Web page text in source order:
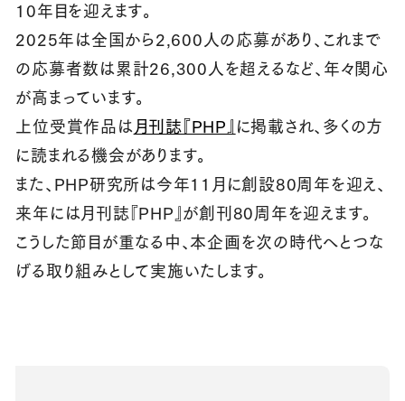
10年目を迎えます。
2025年は全国から2,600人の応募があり、これまで
の応募者数は累計26,300人を超えるなど、年々関心
が高まっています。
上位受賞作品は月刊誌『PHP』に掲載され、多くの方
に読まれる機会があります。
また、PHP研究所は今年11月に創設80周年を迎え、
来年には月刊誌『PHP』が創刊80周年を迎えます。
こうした節目が重なる中、本企画を次の時代へとつな
げる取り組みとして実施いたします。